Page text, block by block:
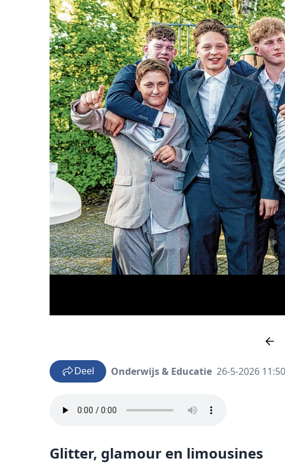
Deel Onderwijs & Educatie 26-5-2026 11:50
Glitter, glamour en limousines